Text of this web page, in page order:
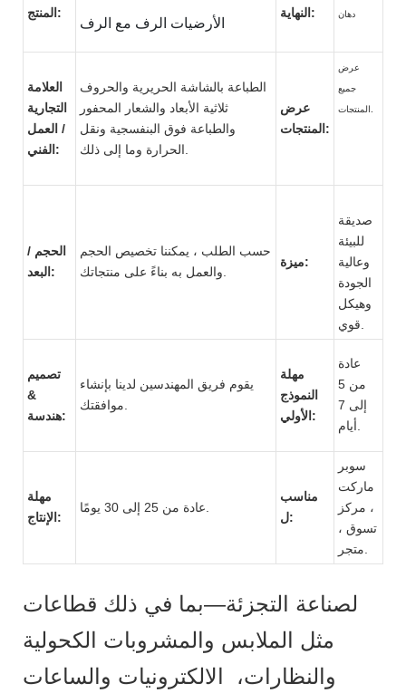
المنتج:
الأرضيات الرف مع الرف
النهاية:
العلامة
التجارية
/ العمل
الفني:
الطباعة بالشاشة الحريرية والحروف
ثلاثية الأبعاد والشعار المحفور
والطباعة فوق البنفسجية ونقل
عرض
المنتجات:
عرض
جميع
الحجم /
البعد:
حسب الطلب ، يمكننا تخصيص الحجم
ميزة:
صديقة
للبيئة
وعالية
الجودة
وهيكل
تصميم
&
هندسة:
يقوم فريق المهندسين لدينا بإنشاء
مهلة
النموذج
الأولي:
عادة
من 5
إلى 7
مهلة
الإنتاج:
مناسب
ل:
سوبر
ماركت
، مركز
تسوق ،
لصناعة التجزئة—بما في ذلك قطاعات
مثل الملابس والمشروبات الكحولية
والنظارات، الالكترونيات والساعات